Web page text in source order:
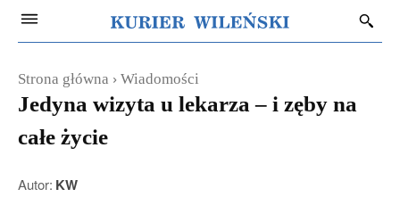
Strona główna Wiadomości
Jedyna wizyta u lekarza – i zęby na
całe życie
Autor: KW